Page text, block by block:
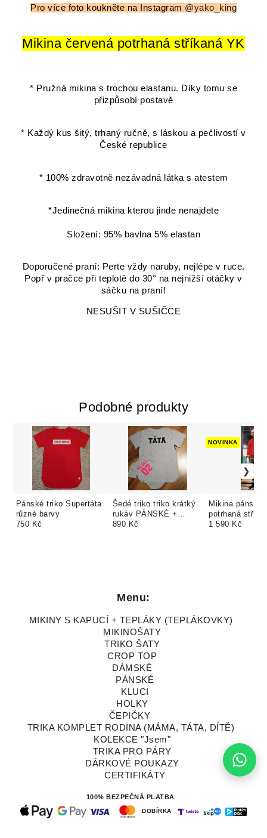
Pro více foto koukněte na Instagram @yako_king
Mikina červená potrhaná stříkaná YK
* Pružná mikina s trochou elastanu. Díky tomu se
přizpůsobí postavě
* Každý kus šitý, trhaný ručně, s láskou a pečlivostí v
České republice
* 100% zdravotně nezávadná látka s atestem
*Jedinečná mikina kterou jinde nenajdete
Složení: 95% bavlna 5% elastan
Doporučené praní: Perte vždy naruby, nejlépe v ruce.
Popř v pračce při teplotě do 30° na nejnižší otáčky v
sáčku na praní!
NESUŠIT V SUŠIČCE
Podobné produkty
Pánské triko Supertáta
různé barvy
750 Kč
Šedé triko triko krátký
rukáv PÁNSKÉ +
dětské body nebo triko.
890 Kč
Mikina pánská
potrhaná
NOVINKA
1 590 Kč
Menu:
MIKINY S KAPUCÍ + TEPLÁKY (TEPLÁKOVKY)
MIKINOŠATY
TRIKO ŠATY
CROP TOP
DÁMSKÉ
PÁNSKÉ
KLUCI
HOLKY
ČEPIČKY
TRIKA KOMPLET RODINA (MÁMA, TÁTA, DÍTĚ)
KOLEKCE "Jsem"
TRIKA PRO PÁRY
DÁRKOVÉ POUKAZY
CERTIFIKÁTY
100% BEZPEČNÁ PLATBA
DOBÍRKA